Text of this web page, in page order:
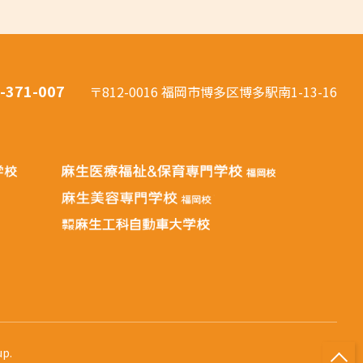
371-007 〒812-0016 福岡市博多区博多駅南1-13-16